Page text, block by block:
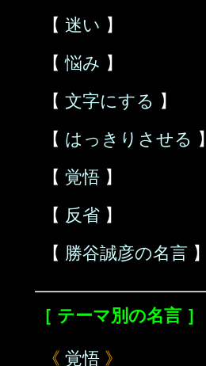
【 迷い 】
【悩み 】
【 文字にする 】
【 はっきりさせる 】
【 覚悟 】
【 反省 】
【 勝谷誠彦の名言 】
［ テーマ別の名言 ］
《 覚悟 》